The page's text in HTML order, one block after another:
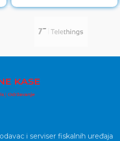
M.2 2280 Interfejs PCIe 4.0
i serviser fiskalnih uređaja